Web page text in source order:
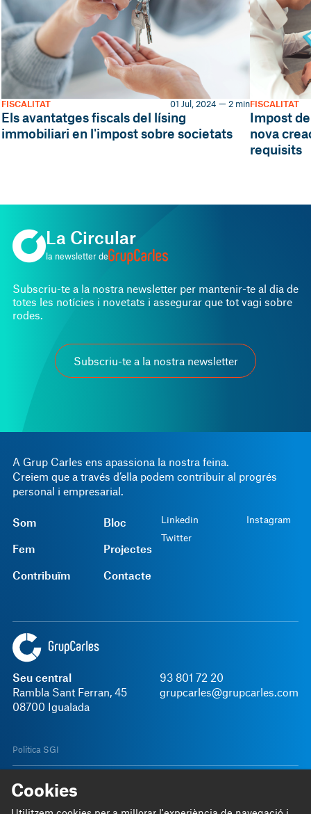
Els avantatges fiscals del lísing
immobiliari en l'impost sobre societats
FISCALITAT 01 Jul, 2024 — 2 min
Impost
nova
requisits
FISCALITAT
A Grup Carles ens apassiona la nostra feina.
Creiem que a través d’ella podem contribuir al progrés
personal i empresarial.
Som
Fem
Contribuïm
Bloc
Projectes
Contacte
Linkedin
Twitter
Instagram
Seu central
Rambla Sant Ferran, 45
08700 Igualada
93 801 72 20
grupcarles@grupcarles.com
Política SGI
© 2026 Grup Carles
Avís legal Política de privacitat
La Circular
la newsletter de
Subscriu-te a la nostra newsletter per mantenir-te al dia de
totes les notícies i novetats i assegurar que tot vagi sobre
rodes.
Subscriu-te a la nostra newsletter
Cookies